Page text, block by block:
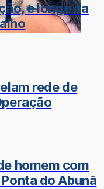
e longe da
rede de
homem com
do Abunã